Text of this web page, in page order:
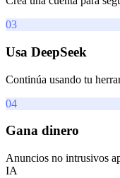
03
Usa DeepSeek
Continúa usando tu
04
Gana dinero
Anuncios no intrusivos
IA